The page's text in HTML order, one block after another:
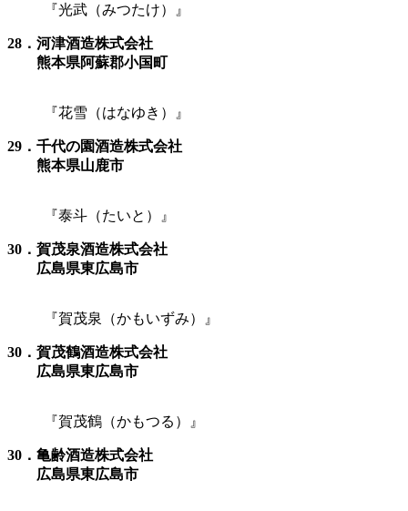
『光武（みつたけ）』
28．河津酒造株式会社
熊本県阿蘇郡小国町
『花雪（はなゆき）』
29．千代の園酒造株式会社
熊本県山鹿市
『泰斗（たいと）』
30．賀茂泉酒造株式会社
広島県東広島市
『賀茂泉（かもいずみ）』
30．賀茂鶴酒造株式会社
広島県東広島市
『賀茂鶴（かもつる）』
30．亀齢酒造株式会社
広島県東広島市